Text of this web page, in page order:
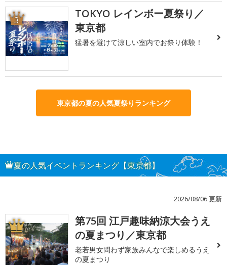
3
TOKYO レインボー夏祭り／
東京都
猛暑を避けて涼しい室内でお祭り体験！
東京都の夏の人気夏祭りランキング
夏の人気イベントランキング【東京都】
2026/08/06 更新
1
第75回 江戸趣味納涼大会うえ
の夏まつり／東京都
老若男女問わず家族みんなで楽しめるうえ
の夏まつり